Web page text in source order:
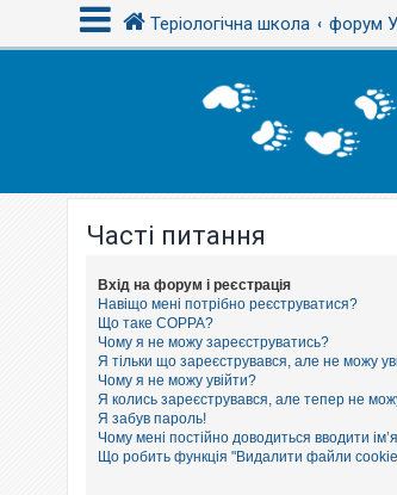
Теріологічна школа форум
Часті питання
Вхід на форум і реєстрація
Навіщо мені потрібно реєструватися?
Що таке COPPA?
Чому я не можу зареєструватись?
Я тільки що зареєструвався, але не можу
Чому я не можу увійти?
Я колись зареєструвався, але тепер не
Я забув пароль!
Чому мені постійно доводиться вводити
Що робить функція "Видалити файли